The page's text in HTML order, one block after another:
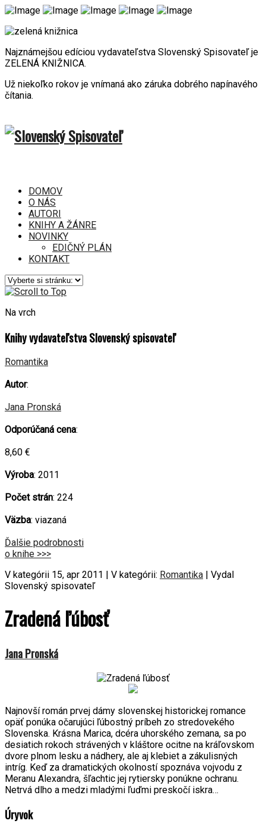
Najznámejšou edíciou vydavateľstva Slovenský Spisovateľ je
ZELENÁ KNIŽNICA.
Už niekoľko rokov je vnímaná ako záruka dobrého napínavého
čítania.
DOMOV
O NÁS
AUTORI
KNIHY A ŽÁNRE
NOVINKY
EDIČNÝ PLÁN
KONTAKT
Na vrch
Knihy vydavateľstva Slovenský spisovateľ
Romantika
Autor:
Jana Pronská
Odporúčaná cena:
8,60 €
Výroba: 2011
Počet strán: 224
Väzba: viazaná
Ďalšie podrobnosti
o knihe >>>
V kategórii 15, apr 2011 | V kategórii: Romantika | Vydal
Slovenský spisovateľ
Zradená ľúbosť
Jana Pronská
Najnovší román prvej dámy slovenskej historickej romance
opäť ponúka očarujúci ľúbostný príbeh zo stredovekého
Slovenska. Krásna Marica, dcéra uhorského zemana, sa po
desiatich rokoch strávených v kláštore ocitne na kráľovskom
dvore plnom lesku a nádhery, ale aj klebiet a zákulisných
intríg. Keď za dramatických okolností spoznáva vojvodu z
Meranu Alexandra, šľachtic jej rytiersky ponúkne ochranu.
Netrvá dlho a medzi mladými ľuďmi preskočí iskra…
Úryvok